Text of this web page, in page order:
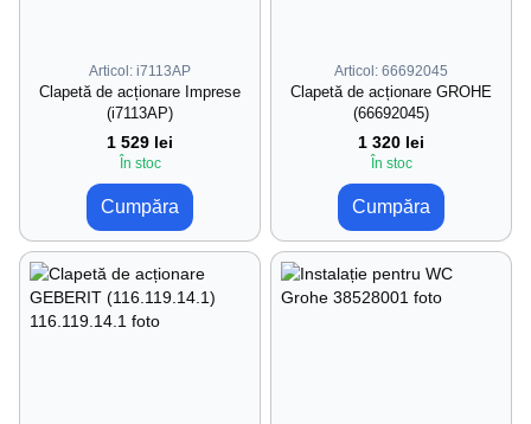
Articol: i7113AP
Clapetă de acționare Imprese
(i7113AP)
1 529 lei
În stoc
Cumpăra
Articol: 66692045
Clapetă de acționare GROHE
(66692045)
1 320 lei
În stoc
Cumpăra